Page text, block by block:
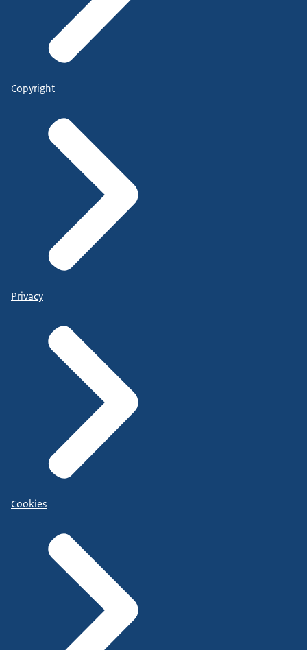
Copyright
Privacy
Cookies